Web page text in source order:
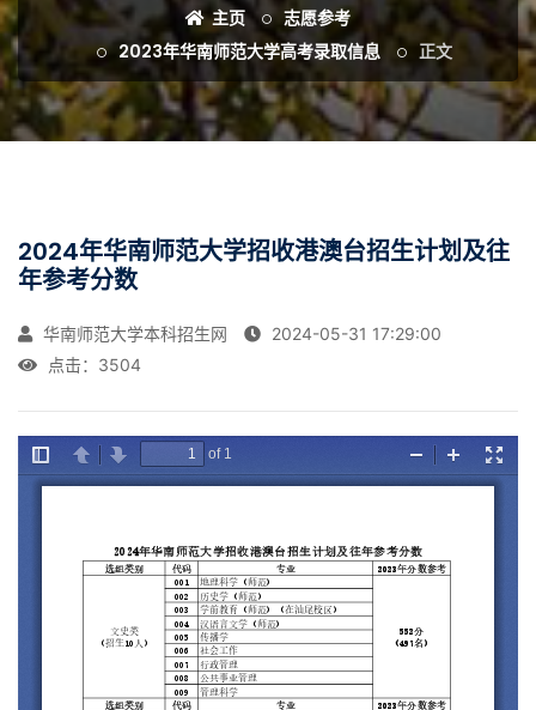
主页
志愿参考
2023年华南师范大学高考录取信息
正文
2024年华南师范大学招收港澳台招生计划及往
年参考分数
华南师范大学本科招生网
2024-05-31 17:29:00
点击： 3504